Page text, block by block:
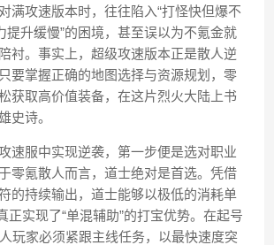
满攻速版本时，往往陷入“打怪快但爆不
提升缓慢”的困境，甚至误以为不氪金就
衬。事实上，超级攻速版本正是散人逆
要掌握正确的地图选择与资源规划，零
获取高价值装备，在这片烈火大陆上书
史诗。
服中实现逆袭，第一步便是选对职业
零氪散人而言，道士绝对是首选。凭借
的持续输出，道士能够以极低的消耗单
正实现了“单混辅助”的打宝优势。在起号
玩家必须紧跟主线任务，以最快速度突